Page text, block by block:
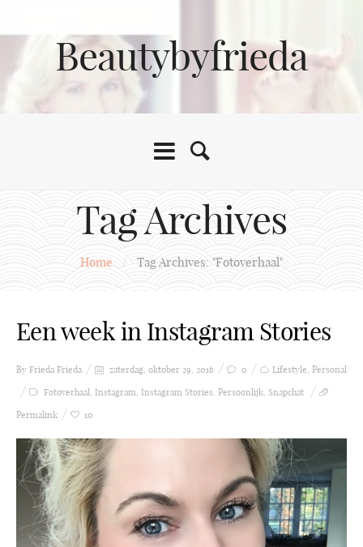
Beautybyfrieda
Tag Archives
Home / Tag Archives: "Fotoverhaal"
Een week in Instagram Stories
By Frieda Frieda zaterdag, oktober 29, 2016 0 Lifestyle, Personal
Fotoverhaal, Instagram, Instagram Stories, Persoonlijk, Snapchat
Permalink
10